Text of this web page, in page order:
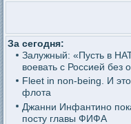
За сегодня:
Залужный: «Пусть в
воевать с Россией без
Fleet in non-being. И
флота
Джанни Инфантино
посту главы ФИФА